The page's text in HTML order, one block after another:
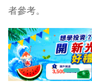
者參考。